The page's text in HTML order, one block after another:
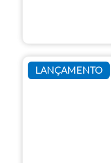
LANÇAMENTO